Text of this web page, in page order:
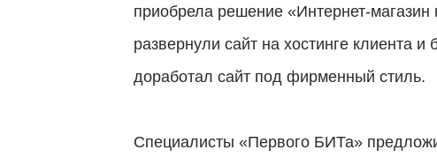
приобрела решение «Интернет-
развернули сайт на хостинге клиента
доработал сайт под фирменный стиль.
Специалисты «Первого БИТа»